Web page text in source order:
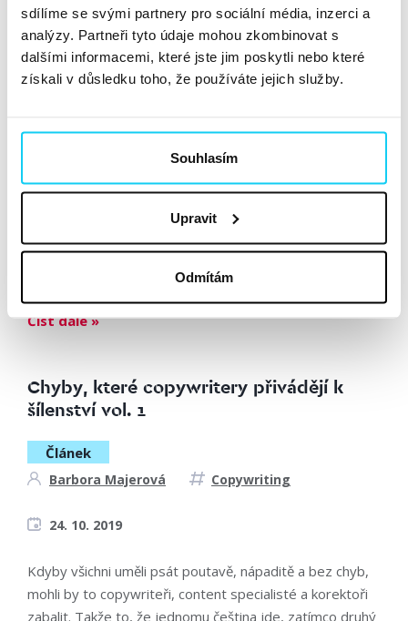
sdílíme se svými partnery pro sociální média, inzerci a
analýzy. Partneři tyto údaje mohou zkombinovat s
dalšími informacemi, které jste jim poskytli nebo které
získali v důsledku toho, že používáte jejich služby.
Souhlasím
Upravit
Odmítám
Chyby, které (nejen) copywritery
přivádějí k šílenství vol. 2
Článek
nemyslí, že je neomylná a má patent na rozum. Dokonce
se z pozice copywritera nechystá přepisovat pravidla
pravopisu, tuto činnost raději přenechá mluvčím češtiny,
díky nimž se jazyk neustále vyvíjí, a lingvistům,...
Číst dále »
Chyby, které copywritery přivádějí k
šílenství vol. 1
Článek
Barbora Majerová Copywriting
24. 10. 2019
Kdyby všichni uměli psát poutavě, nápaditě a bez chyb,
mohli by to copywriteři, content specialisté a korektoři
zabalit. Takže to, že jednomu čeština jde, zatímco druhý